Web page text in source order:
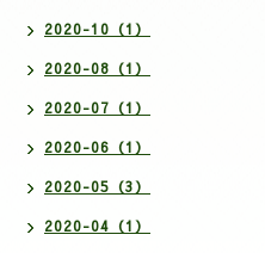
2020-10（1）
2020-08（1）
2020-07（1）
2020-06（1）
2020-05（3）
2020-04（1）